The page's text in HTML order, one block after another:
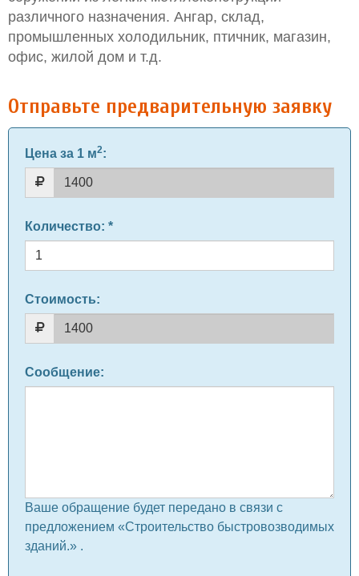
различного назначения. Ангар, склад,
промышленных холодильник, птичник, магазин,
офис, жилой дом и т.д.
Отправьте предварительную заявку
Цена за 1 м2:
Количество: *
Стоимость:
Сообщение:
Ваше обращение будет передано в связи с
предложением «Строительство быстровозводимых
зданий.» .